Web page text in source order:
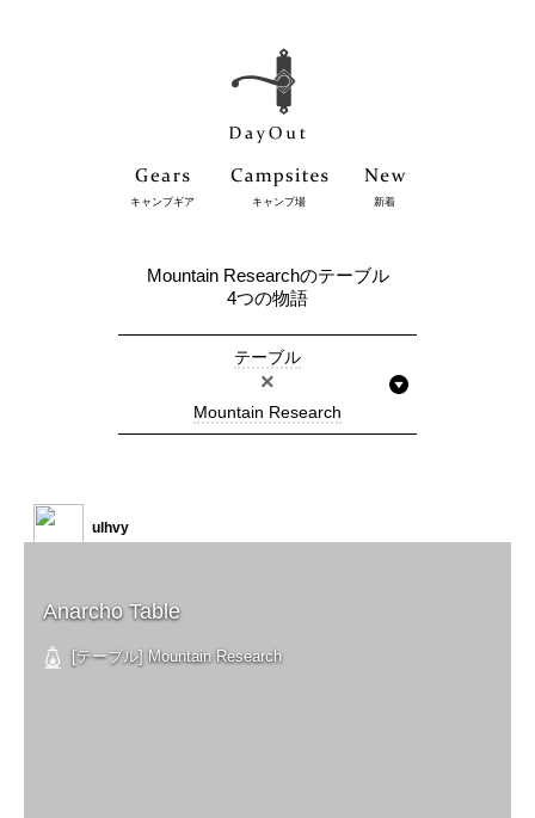
キャンプギア キャンプ場 新着
Mountain Researchのテーブル
4つの物語
テーブル
×
Mountain Research
Anarcho Table
[テーブル] Mountain Research
ulhvy